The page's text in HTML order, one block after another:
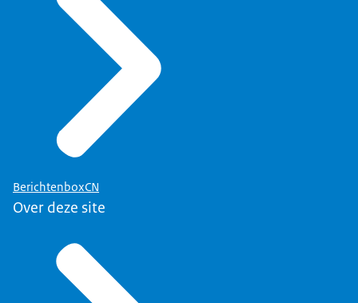
BerichtenboxCN
Over deze site